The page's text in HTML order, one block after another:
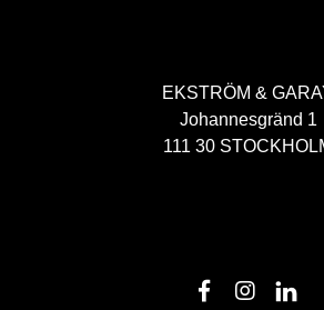
EKSTRÖM &
Johannesgränd 1
111 30